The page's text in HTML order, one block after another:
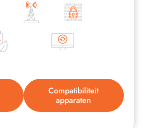
Compatibiliteit
apparaten